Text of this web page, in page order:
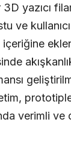
yazıcı
ve
içeriğine
verimli ve